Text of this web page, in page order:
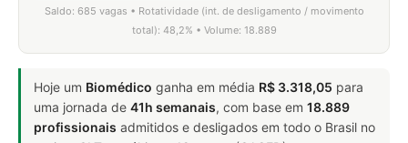
Saldo: 685 vagas • Rotatividade (int. de desligamento / movimento
total): 48,2% • Volume: 18.889
Hoje um Biomédico ganha em média R$ 3.318,05 para
uma jornada de 41h semanais, com base em 18.889
profissionais admitidos e desligados em todo o Brasil no